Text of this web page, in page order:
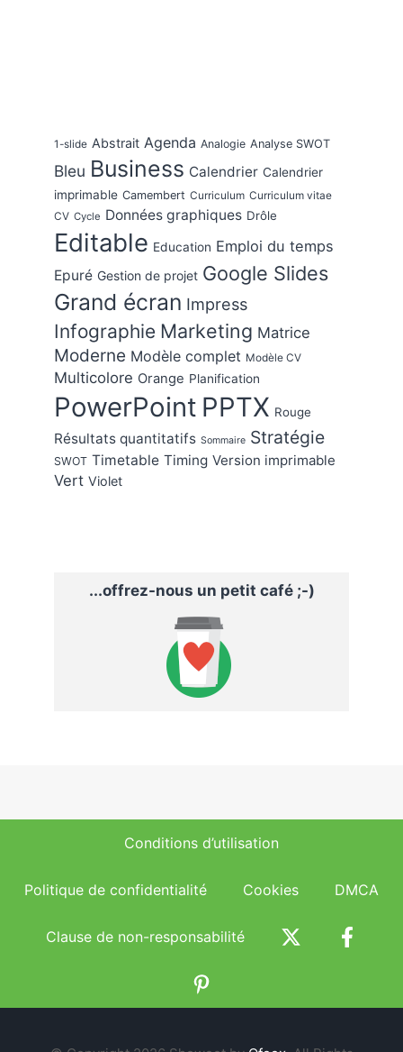
1-slide Abstrait Agenda Analogie Analyse SWOT
Bleu Business Calendrier Calendrier
imprimable Camembert Curriculum Curriculum vitae
CV Cycle Données graphiques Drôle
Editable Education Emploi du temps
Epuré Gestion de projet Google Slides
Grand écran Impress
Infographie Marketing Matrice
Moderne Modèle complet Modèle CV
Multicolore Orange Planification
PowerPoint PPTX Rouge
Résultats quantitatifs Sommaire Stratégie
SWOT Timetable Timing Version imprimable
Vert Violet
...offrez-nous un petit café ;-)
Conditions d’utilisation
Politique de confidentialité Cookies DMCA
Clause de non-responsabilité